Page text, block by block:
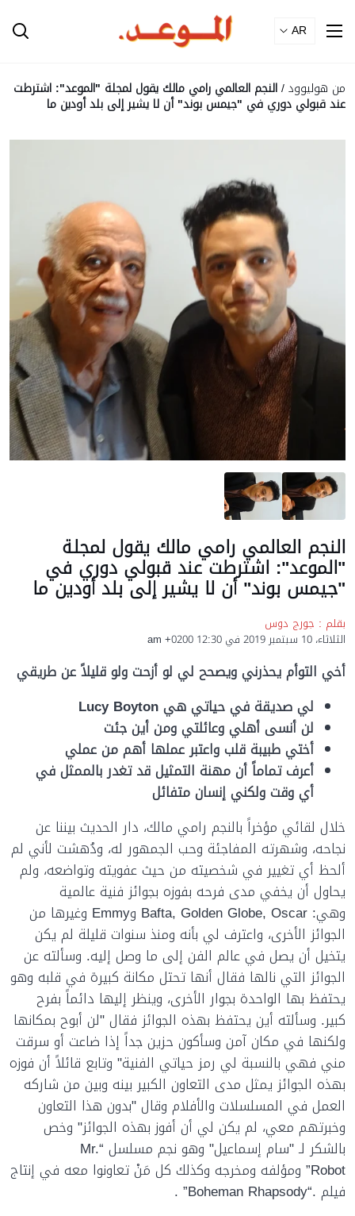
من هوليوود/النجم العالمي رامي مالك يقول لمجلة "الموعد": اشترطت
عند قبولي دوري في "جيمس بوند" أن لا يشير إلى بلد أودين ما
النجم العالمي رامي مالك يقول لمجلة
"الموعد": اشترطت عند قبولي دوري في
"جيمس بوند" أن لا يشير إلى بلد أودين ما
بقلم : جورج دوس
الثلاثاء، 10 سبتمبر 2019 في 12:30 am +0200
أخي التوأم يحذرني ويصحح لي لو أزحت ولو قليلاً عن طريقي
لي صديقة في حياتي هيLucy Boyton
لن أنسى أهلي وعائلتي ومن أين جئت
أختي طبيبة قلب واعتبر عملها أهم من عملي
أعرف تماماً أن مهنة التمثيل قد تغدر بالممثل في
أي وقت ولكني إنسان متفائل
خلال لقائي مؤخراً بالنجم رامي مالك، دار الحديث بيننا عن
نجاحه، وشهرته المفاجئة وحب الجمهور له، ودُهشت لأني لم
ألحظ أي تغيير في شخصيته من حيث عفويته وتواضعه، ولم
يحاول أن يخفي مدى فرحه بفوزه بجوائز فنية عالمية
وهي: Bafta, Golden Globe, Oscar وEmmy وغيرها من
الجوائز الأخرى، واعترف لي بأنه ومنذ سنوات قليلة لم يكن
يتخيل أن يصل في عالم الفن إلى ما وصل إليه. وسألته عن
الجوائز التي نالها فقال أنها تحتل مكانة كبيرة في قلبه وهو
يحتفظ بها الواحدة بجوار الأخرى، وينظر إليها دائماً بفرح
كبير. وسألته أين يحتفظ بهذه الجوائز فقال "لن أبوح بمكانها
ولكنها في مكان آمن وسأكون حزين جداً إذا ضاعت أو سرقت
مني فهي بالنسبة لي رمز حياتي الفنية" وتابع قائلاً أن فوزه
بهذه الجوائز يمثل مدى التعاون الكبير بينه وبين من شاركه
العمل في المسلسلات والأفلام وقال "بدون هذا التعاون
وخبرتهم معي، لم يكن لي أن أفوز بهذه الجوائز" وخص
بالشكر لـ "سام إسماعيل" وهو نجم مسلسل “Mr.
Robot” ومؤلفه ومخرجه وكذلك كل مَنْ تعاونوا معه في إنتاج
فيلم .“Boheman Rhapsody”
.